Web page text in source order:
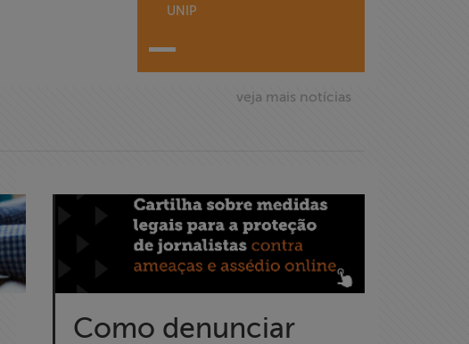
UNIP
veja mais notícias
Como denunciar